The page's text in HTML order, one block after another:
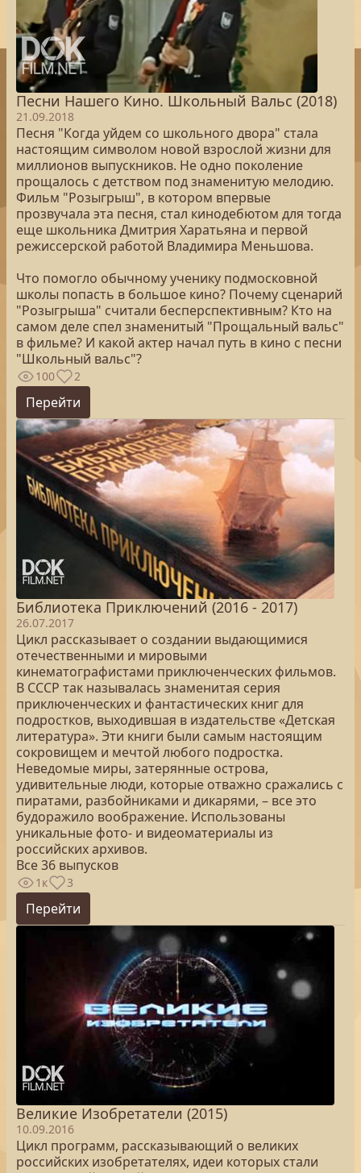
Песни Нашего Кино. Школьный Вальс (2018)
21.09.2018
Песня "Когда уйдем со школьного двора" стала
настоящим символом новой взрослой жизни для
миллионов выпускников. Не одно поколение
прощалось с детством под знаменитую мелодию.
Фильм "Розыгрыш", в котором впервые
прозвучала эта песня, стал кинодебютом для тогда
еще школьника Дмитрия Харатьяна и первой
режиссерской работой Владимира Меньшова.
Что помогло обычному ученику подмосковной
школы попасть в большое кино? Почему сценарий
"Розыгрыша" считали бесперспективным? Кто на
самом деле спел знаменитый "Прощальный вальс"
в фильме? И какой актер начал путь в кино с песни
"Школьный вальс"?
100 2
Перейти
Библиотека Приключений (2016 - 2017)
26.07.2017
Цикл рассказывает о создании выдающимися
отечественными и мировыми
кинематографистами приключенческих фильмов.
В СССР так называлась знаменитая серия
приключенческих и фантастических книг для
подростков, выходившая в издательстве «Детская
литература». Эти книги были самым настоящим
сокровищем и мечтой любого подростка.
Неведомые миры, затерянные острова,
удивительные люди, которые отважно сражались с
пиратами, разбойниками и дикарями, – все это
будоражило воображение. Использованы
уникальные фото- и видеоматериалы из
российских архивов.
Все 36 выпусков
1к 3
Перейти
Великие Изобретатели (2015)
10.09.2016
Цикл программ, рассказывающий о великих
российских изобретателях, идеи которых стали